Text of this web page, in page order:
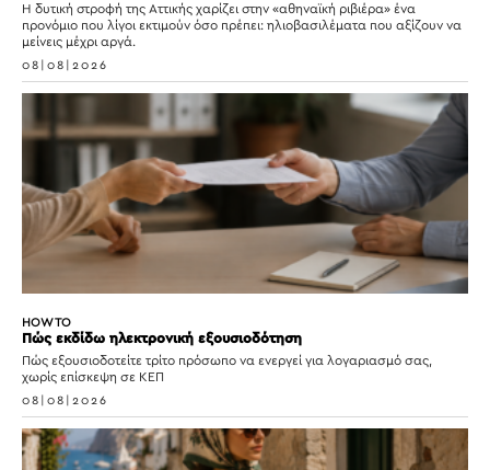
Η δυτική στροφή της Αττικής χαρίζει στην «αθηναϊκή ριβιέρα» ένα
προνόμιο που λίγοι εκτιμούν όσο πρέπει: ηλιοβασιλέματα που αξίζουν να
μείνεις μέχρι αργά.
08|08|2026
HOW TO
Πώς εκδίδω ηλεκτρονική εξουσιοδότηση
Πώς εξουσιοδοτείτε τρίτο πρόσωπο να ενεργεί για λογαριασμό σας,
χωρίς επίσκεψη σε ΚΕΠ
08|08|2026